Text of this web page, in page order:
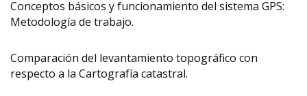
Conceptos básicos y funcionamiento del sistema GPS:
Metodología de trabajo.
Comparación del levantamiento topográfico con
respecto a la Cartografía catastral.